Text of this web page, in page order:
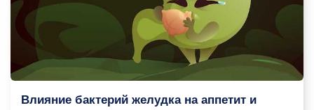
Влияние бактерий желудка на аппетит и